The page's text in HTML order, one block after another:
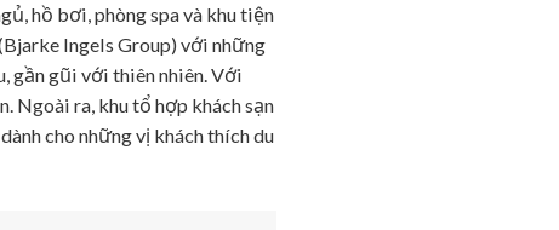
hồ bơi, phòng spa và khu tiện
Ingels Group) với những
gần gũi với thiên nhiên. Với
Ngoài ra, khu tổ hợp khách sạn
cho những vị khách thích du